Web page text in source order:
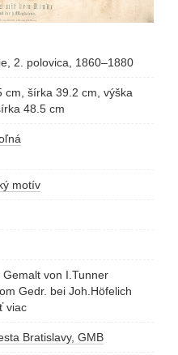
2. polovica, 1860–1880
cm, šírka 39.2 cm, výška
48.5 cm
motív
von I.Tunner
Gedr. bei Joh.Höfelich
viac
Bratislavy, GMB